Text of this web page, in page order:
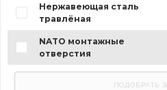
Нержавеющая сталь
травлёная
NATO монтажные
отверстия